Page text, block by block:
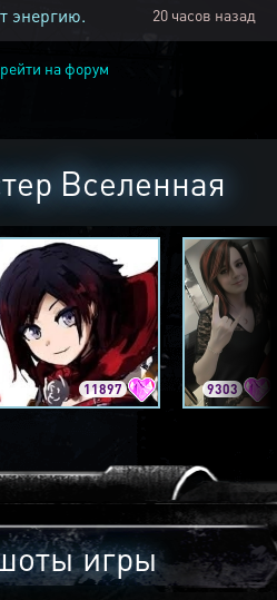
энергию. 20 часов назад
на форум
Вселенная
11897 9303
игры